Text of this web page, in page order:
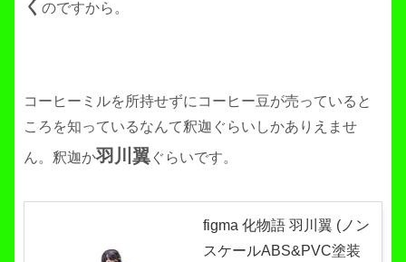
く のですから。
コーヒーミルを所持せずにコーヒー豆が売っていると
ころを知っているなんて釈迦ぐらいしかありえませ
ん。釈迦か羽川翼ぐらいです。
figma 化物語 羽川翼 (ノン
スケールABS&PVC塗装